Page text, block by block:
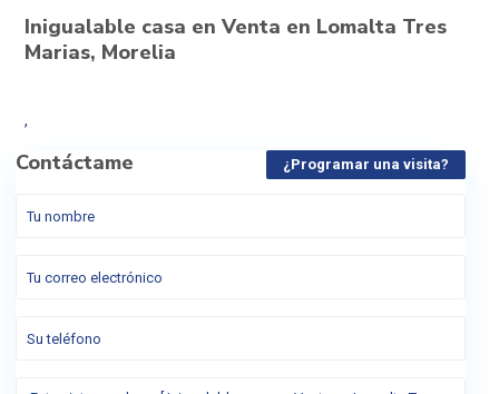
Inigualable casa en Venta en Lomalta Tres
Marias, Morelia
,
Contáctame ¿Programar una visita?